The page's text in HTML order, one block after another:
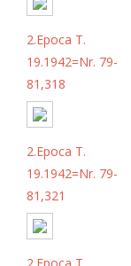
2.Epoca T.
19.1942=Nr. 79-
81,318
2.Epoca T.
19.1942=Nr. 79-
81,321
2.Epoca T.